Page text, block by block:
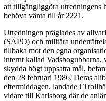
att tillgängliggöra utredningens
behöva vänta till år 2221.
Utredningen präglades av
(SÄPO) och militära
tillbaka mot den egna
internt kallad Vadsbogubbarna,
skydda högt uppsatta mål,
den 28 februari 1986. Deras
eftermiddagen, landade i
vidare till Karlsborg där de